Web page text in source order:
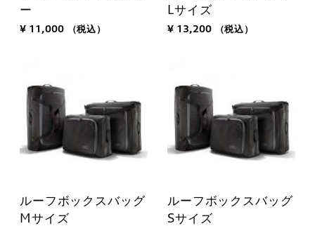
ー
¥ 11,000 （税込）
Lサイズ
¥ 13,200 （税込）
ルーフボックスバッグ
Mサイズ
ルーフボックスバッグ
Sサイズ